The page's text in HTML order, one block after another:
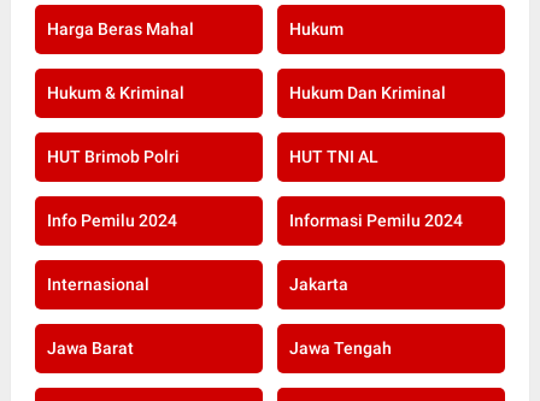
Harga Beras Mahal Hukum
Hukum & Kriminal Hukum Dan Kriminal
HUT Brimob Polri HUT TNI AL
Info Pemilu 2024 Informasi Pemilu 2024
Internasional Jakarta
Jawa Barat Jawa Tengah